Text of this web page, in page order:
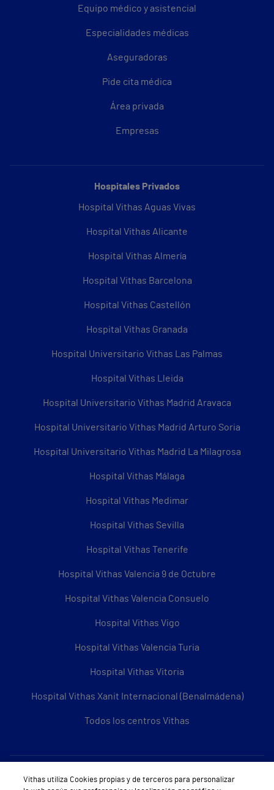
Equipo médico y asistencial
Especialidades médicas
Aseguradoras
Pide cita médica
Área privada
Empresas
Hospitales Privados
Hospital Vithas Aguas Vivas
Hospital Vithas Alicante
Hospital Vithas Almería
Hospital Vithas Barcelona
Hospital Vithas Castellón
Hospital Vithas Granada
Hospital Universitario Vithas Las Palmas
Hospital Vithas Lleida
Hospital Universitario Vithas Madrid Aravaca
Hospital Universitario Vithas Madrid Arturo Soria
Hospital Universitario Vithas Madrid La Milagrosa
Hospital Vithas Málaga
Hospital Vithas Medimar
Hospital Vithas Sevilla
Hospital Vithas Tenerife
Hospital Vithas Valencia 9 de Octubre
Hospital Vithas Valencia Consuelo
Hospital Vithas Vigo
Hospital Vithas Valencia Turia
Hospital Vithas Vitoria
Hospital Vithas Xanit Internacional (Benalmádena)
Todos los centros Vithas
Sobre Vithas
Vithas utiliza Cookies propias y de terceros para personalizar